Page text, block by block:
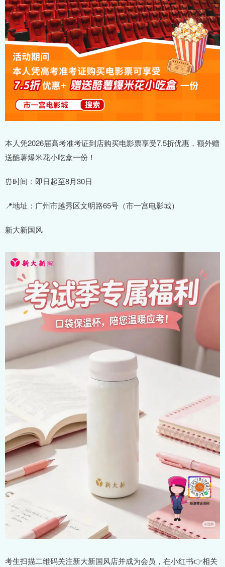
本人凭2026届高考准考证到店购买电影票享受7.5折优惠，额外赠
送酷薯爆米花小吃盒一份！
⏰时间：即日起至8月30日
📍地址：广州市越秀区文明路65号（市一宫电影城）
新大新国风
考生扫描二维码关注新大新国风店并成为会员，在小红书👉相关